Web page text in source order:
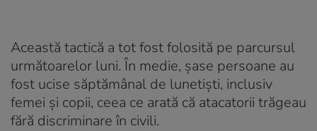
Această tactică a tot fost folosită pe parcursul
următoarelor luni. În medie, șase persoane au
fost ucise săptămânal de lunetiști, inclusiv
femei și copii, ceea ce arată că atacatorii trăgeau
fără discriminare în civili.